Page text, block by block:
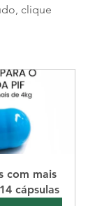
clique
com mais
cápsulas